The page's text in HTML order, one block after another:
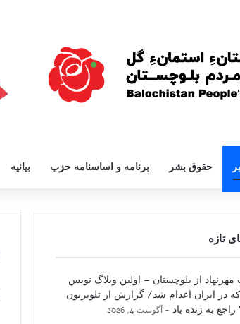
حقوق بشر برنامه و اساسنامه حزب بیانیه
تازه
مهرنهاد از بلوچستان – اولین وبلاگ نویس
در ایران اعدام شد/ گزارش از تلویزیون
به زنده یاد
آگوست 4, 2026